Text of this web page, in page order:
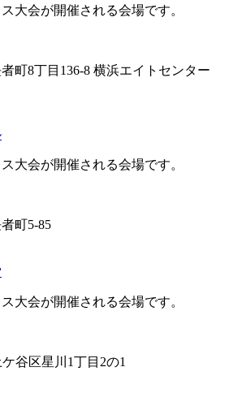
大会が開催される会場です。
町8丁目136-8 横浜エイトセンター
大会が開催される会場です。
町5-85
大会が開催される会場です。
谷区星川1丁目2の1